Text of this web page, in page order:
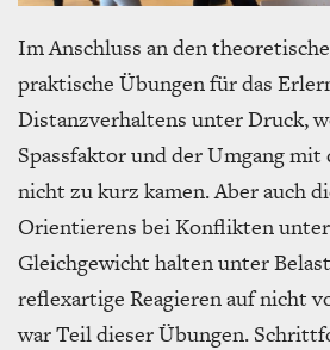
Im Anschluss an den
praktische Übungen für das
Distanzverhaltens unter Druck,
Spassfaktor und der Umgang mit
nicht zu kurz kamen. Aber auch
Orientierens bei Konflikten
Gleichgewicht halten unter
reflexartige Reagieren auf nicht
war Teil dieser Übungen.